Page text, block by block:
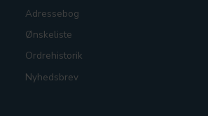
Adressebog
Ønskeliste
Ordrehistorik
Nyhedsbrev